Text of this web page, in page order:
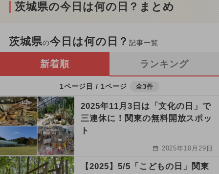
茨城県の今日は何の日？まとめ
茨城県の今日は何の日？記事一覧
新着順 ランキング
1ページ目 / 1ページ 全3件
2025年11月3日は「文化の日」で
三連休に！関東の無料開放スポッ
ト
2025年10月29日
【2025】5/5「こどもの日」関東